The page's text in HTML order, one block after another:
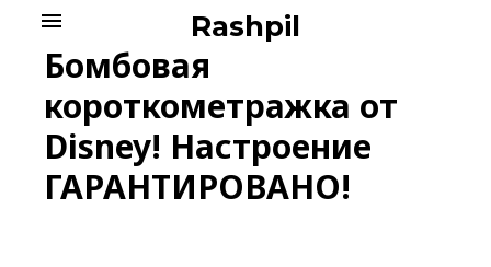
content
Rashpil
menu
Бомбовая
короткометражка от
Disney! Настроение
ГАРАНТИРОВАНО!